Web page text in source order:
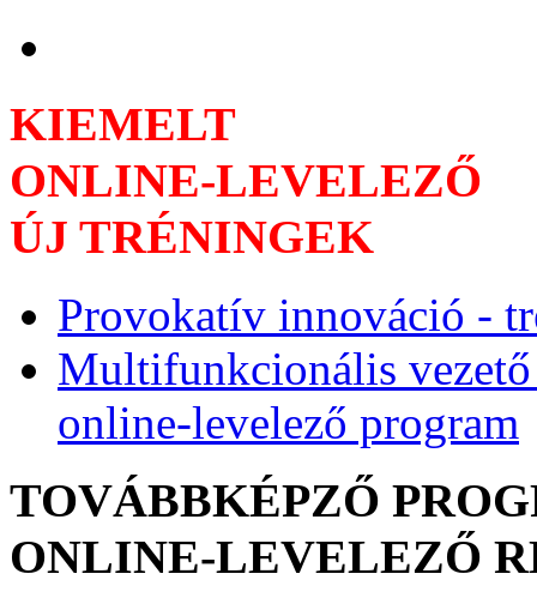
KIEMELT
ONLINE-LEVELEZŐ
ÚJ TRÉNINGEK
Provokatív innováció -
Multifunkcionális
online-levelező program
TOVÁBBKÉPZŐ
ONLINE-LEVELEZŐ